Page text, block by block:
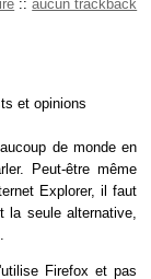
:: aucun trackback
et opinions
de monde en
Peut-être même
Explorer, il faut
seule alternative,
Firefox et pas